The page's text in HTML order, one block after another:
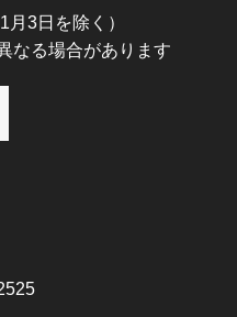
月3日を除く）
なる場合があります